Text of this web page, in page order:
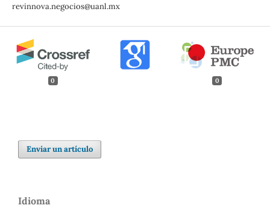
revinnova.negocios@uanl.mx
0 0
Enviar un artículo
Idioma